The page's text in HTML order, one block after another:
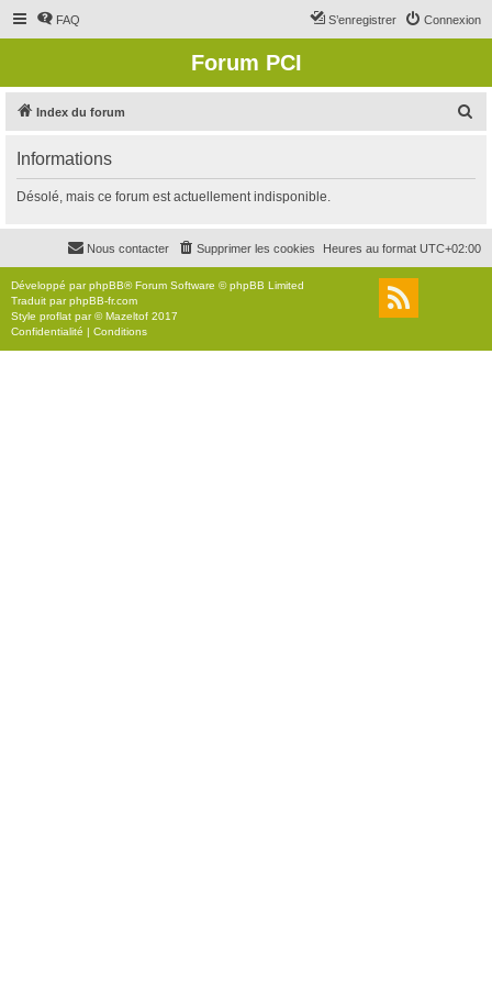
FAQ Connexion
S’enregistrer
Forum PCI
Index du forum
r
c
r
Informations
Désolé, mais ce forum est actuellement indisponible.
Heures au format UTC+02:00
Supprimer les cookies
Nous contacter
Développé parphpBB® Forum Software © phpBB Limited
Traduit parphpBB-fr.com
Style proflat par ©Mazeltof 2017
Confidentialité | Conditions